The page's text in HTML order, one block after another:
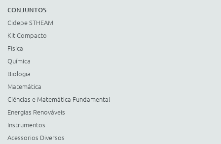
CONJUNTOS
Cidepe STHEAM
Kit Compacto
Física
Química
Biologia
Matemática
Ciências e Matemática Fundamental
Energias Renováveis
Instrumentos
Acessorios Diversos